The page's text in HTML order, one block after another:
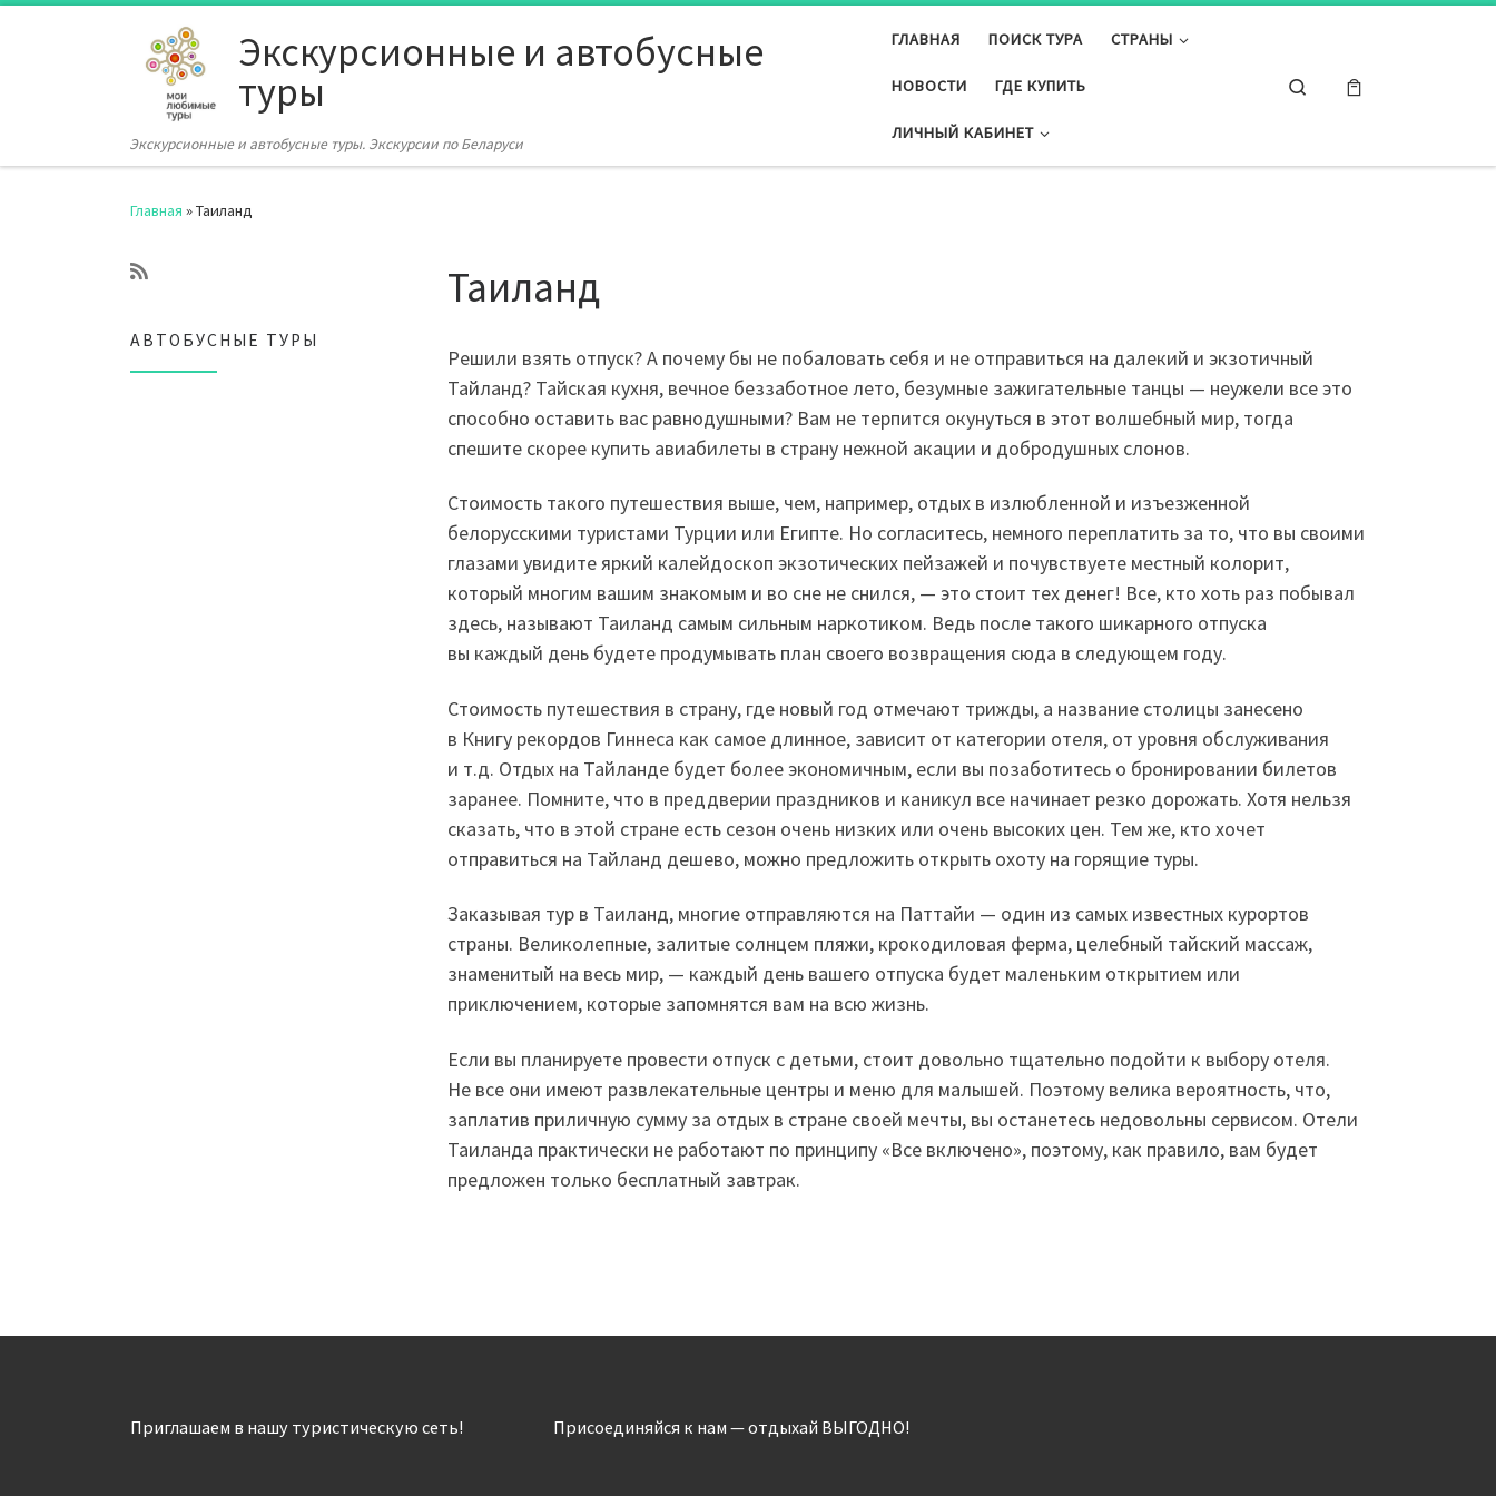
Перейти к содержимому
Экскурсионные и автобусные
туры
Экскурсионные и автобусные туры. Экскурсии по Беларуси
ГЛАВНАЯ ПОИСК ТУРА СТРАНЫ
НОВОСТИ ГДЕ КУПИТЬ
ЛИЧНЫЙ КАБИНЕТ
Search
Главная »Таиланд
Таиланд
Решили взять отпуск? А почему бы не побаловать себя и не отправиться на далекий и экзотичный
Тайланд? Тайская кухня, вечное беззаботное лето, безумные зажигательные танцы — неужели все это
способно оставить вас равнодушными? Вам не терпится окунуться в этот волшебный мир, тогда
спешите скорее купить авиабилеты в страну нежной акации и добродушных слонов.
Стоимость такого путешествия выше, чем, например, отдых в излюбленной и изъезженной
белорусскими туристами Турции или Египте. Но согласитесь, немного переплатить за то, что вы своими
глазами увидите яркий калейдоскоп экзотических пейзажей и почувствуете местный колорит,
который многим вашим знакомым и во сне не снился, — это стоит тех денег! Все, кто хоть раз побывал
здесь, называют Таиланд самым сильным наркотиком. Ведь после такого шикарного отпуска
вы каждый день будете продумывать план своего возвращения сюда в следующем году.
Стоимость путешествия в страну, где новый год отмечают трижды, а название столицы занесено
в Книгу рекордов Гиннеса как самое длинное, зависит от категории отеля, от уровня обслуживания
и т.д. Отдых на Тайланде будет более экономичным, если вы позаботитесь о бронировании билетов
заранее. Помните, что в преддверии праздников и каникул все начинает резко дорожать. Хотя нельзя
сказать, что в этой стране есть сезон очень низких или очень высоких цен. Тем же, кто хочет
отправиться на Тайланд дешево, можно предложить открыть охоту на горящие туры.
Заказывая тур в Таиланд, многие отправляются на Паттайи — один из самых известных курортов
страны. Великолепные, залитые солнцем пляжи, крокодиловая ферма, целебный тайский массаж,
знаменитый на весь мир, — каждый день вашего отпуска будет маленьким открытием или
приключением, которые запомнятся вам на всю жизнь.
Если вы планируете провести отпуск с детьми, стоит довольно тщательно подойти к выбору отеля.
Не все они имеют развлекательные центры и меню для малышей. Поэтому велика вероятность, что,
заплатив приличную сумму за отдых в стране своей мечты, вы останетесь недовольны сервисом. Отели
Таиланда практически не работают по принципу «Все включено», поэтому, как правило, вам будет
предложен только бесплатный завтрак.
АВТОБУСНЫЕ ТУРЫ
Приглашаем в нашу туристическую сеть! Присоединяйся к нам — отдыхай ВЫГОДНО!